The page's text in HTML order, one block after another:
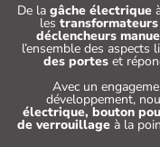
De la gâche électrique
les transformateurs
déclencheurs
l’ensemble des aspects
des porteset
Avec un
développement,
électrique, bouton
de verrouillage à la